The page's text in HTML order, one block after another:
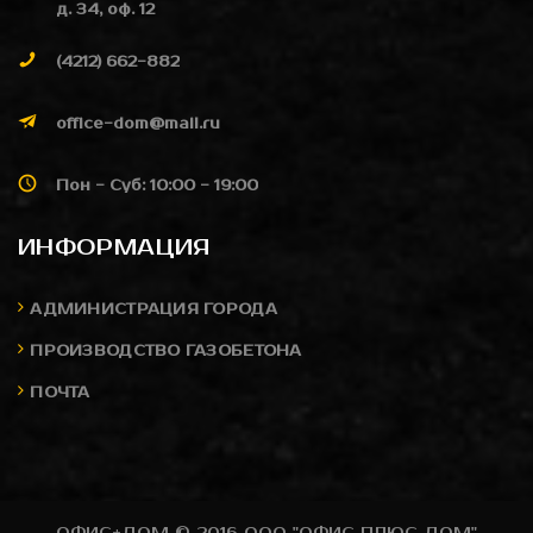
д. 34, оф. 12
(4212) 662-882
office-dom@mail.ru
Пон - Суб: 10:00 - 19:00
ИНФОРМАЦИЯ
АДМИНИСТРАЦИЯ ГОРОДА
ПРОИЗВОДСТВО ГАЗОБЕТОНА
ПОЧТА